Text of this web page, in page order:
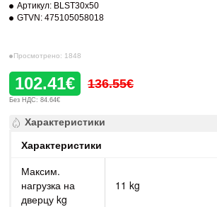
Артикул: BLST30x50
GTVN: 475105058018
Просмотрено: 1848
102.41€ 136.55€
Без НДС: 84.64€
Характеристики
Характеристики
Максим.
нагрузка на
дверцу kg
11 kg